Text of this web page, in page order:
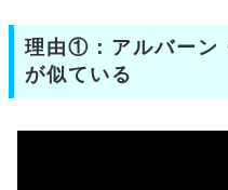
理由①：アルバーン
が似ている